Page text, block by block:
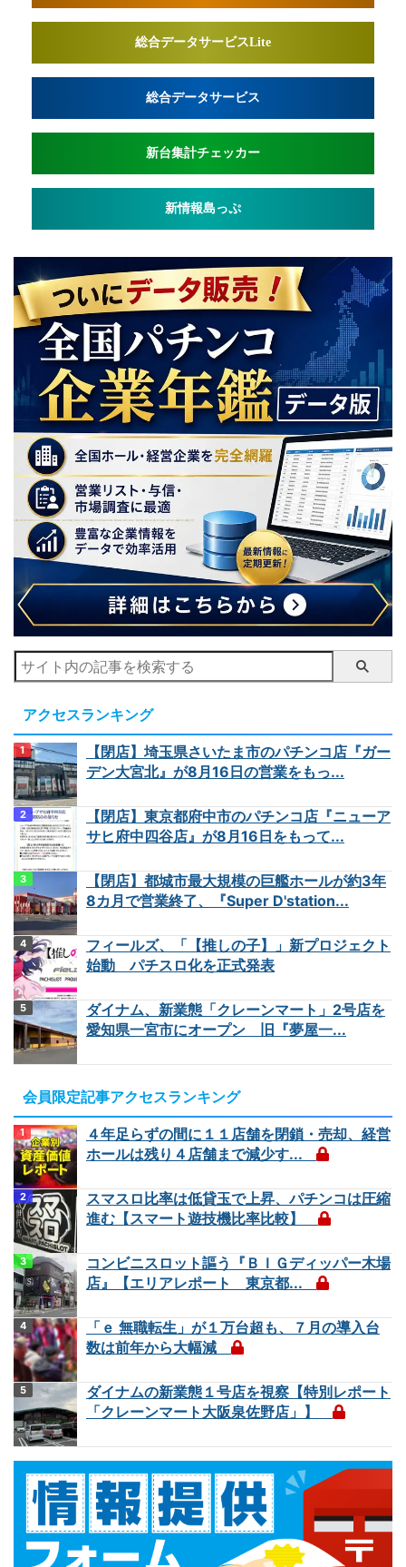
総合データサービスLite
総合データサービス
新台集計チェッカー
新情報島っぷ
アクセスランキング
【閉店】埼玉県さいたま市のパチンコ店『ガー
デン大宮北』が8月16日の営業をもっ...
【閉店】東京都府中市のパチンコ店『ニューア
サヒ府中四谷店』が8月16日をもって...
【閉店】都城市最大規模の巨艦ホールが約3年
8カ月で営業終了、『Super D'station...
フィールズ、「【推しの子】」新プロジェクト
始動 パチスロ化を正式発表
ダイナム、新業態「クレーンマート」2号店を
愛知県一宮市にオープン 旧『夢屋一...
会員限定記事アクセスランキング
４年足らずの間に１１店舗を閉鎖・売却、経営
ホールは残り４店舗まで減少す...
スマスロ比率は低貸玉で上昇、パチンコは圧縮
進む【スマート遊技機比率比較】
コンビニスロット謳う『ＢＩＧディッパー木場
店』【エリアレポート 東京都...
「ｅ 無職転生」が１万台超も、７月の導入台
数は前年から大幅減
ダイナムの新業態１号店を視察【特別レポート
「クレーンマート大阪泉佐野店」】